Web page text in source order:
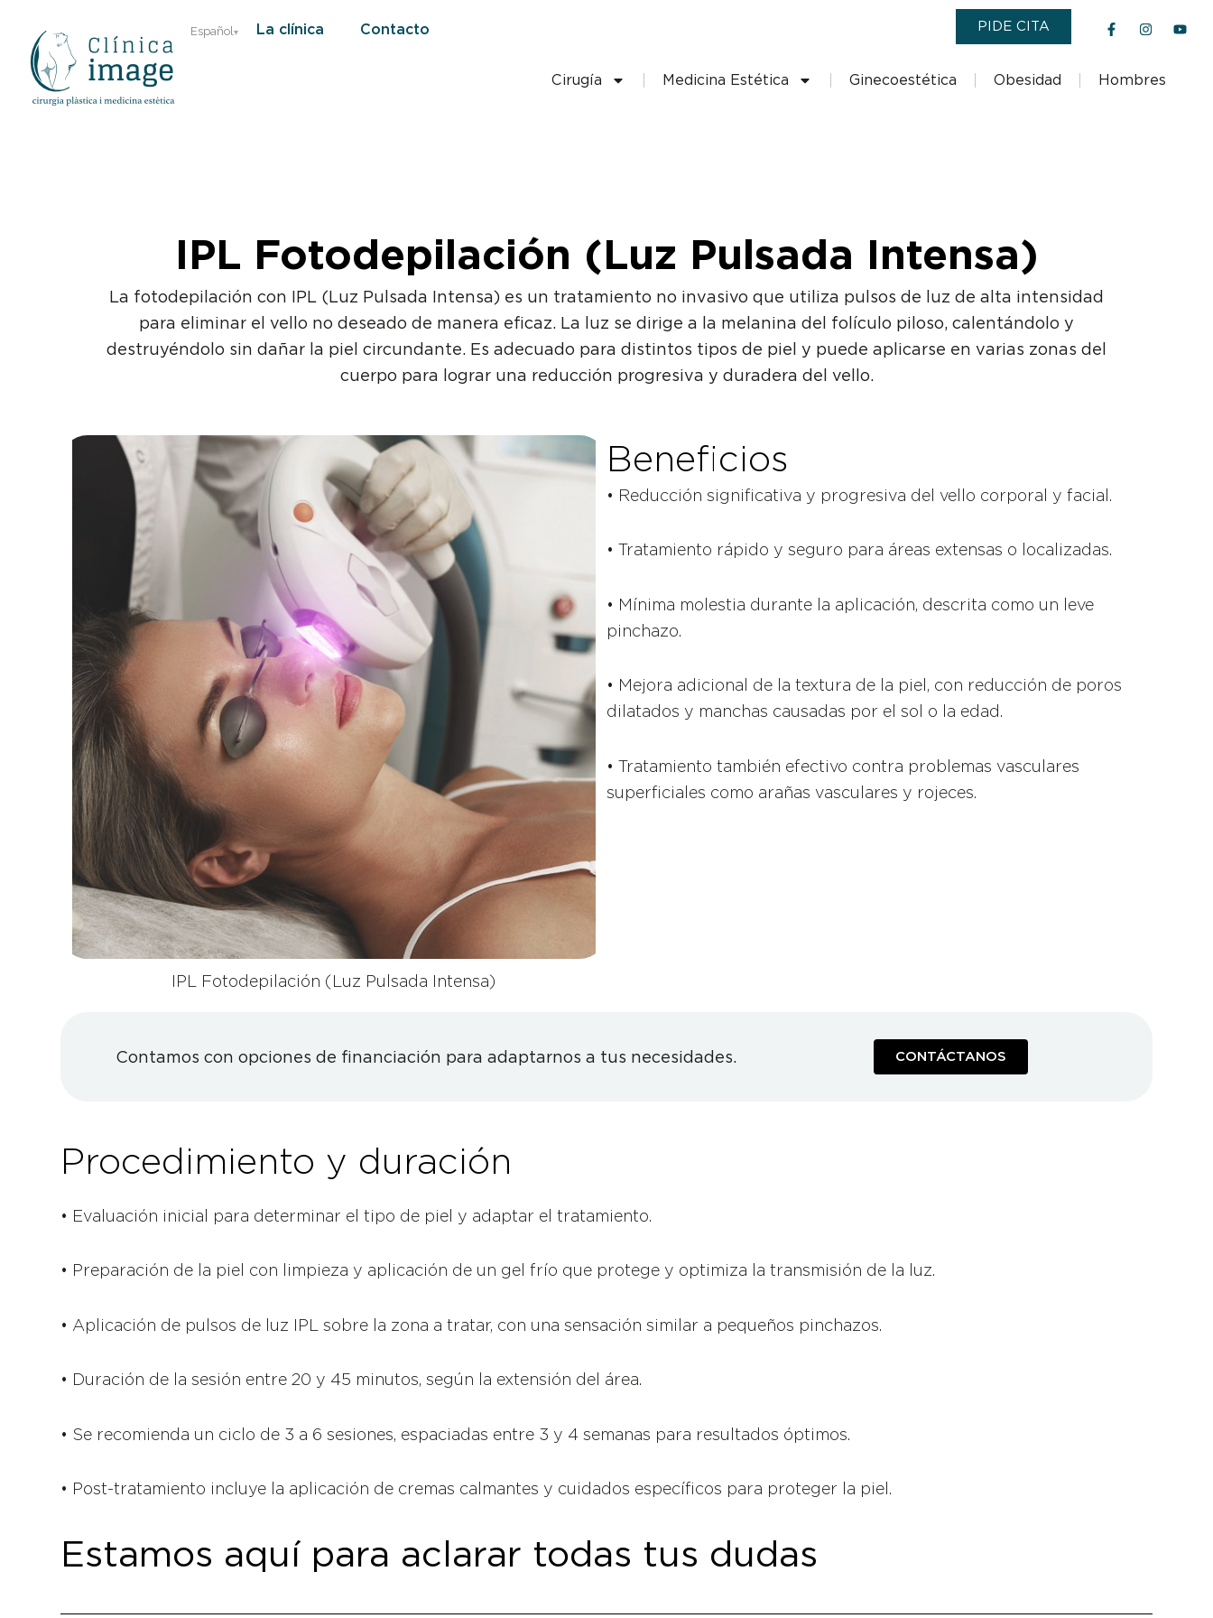
contenido
Español La clínica Contacto PIDE CITA
F
a
b
o
I
n
a
g
Y
o
Cirugía Medicina Estética Ginecoestética Obesidad Hombres
IPL Fotodepilación (Luz Pulsada Intensa)
La fotodepilación con IPL (Luz Pulsada Intensa) es un tratamiento no invasivo que utiliza pulsos de luz de alta intensidad
para eliminar el vello no deseado de manera eficaz. La luz se dirige a la melanina del folículo piloso, calentándolo y
destruyéndolo sin dañar la piel circundante. Es adecuado para distintos tipos de piel y puede aplicarse en varias zonas del
cuerpo para lograr una reducción progresiva y duradera del vello.
IPL Fotodepilación (Luz Pulsada Intensa)
Beneficios
• Reducción significativa y progresiva del vello corporal y facial.
• Tratamiento rápido y seguro para áreas extensas o localizadas.
• Mínima molestia durante la aplicación, descrita como un leve
pinchazo.
• Mejora adicional de la textura de la piel, con reducción de poros
dilatados y manchas causadas por el sol o la edad.
• Tratamiento también efectivo contra problemas vasculares
superficiales como arañas vasculares y rojeces.
Contamos con opciones de financiación para adaptarnos a tus necesidades. CONTÁCTANOS
Procedimiento y duración
• Evaluación inicial para determinar el tipo de piel y adaptar el tratamiento.
• Preparación de la piel con limpieza y aplicación de un gel frío que protege y optimiza la transmisión de la luz.
• Aplicación de pulsos de luz IPL sobre la zona a tratar, con una sensación similar a pequeños pinchazos.
• Duración de la sesión entre 20 y 45 minutos, según la extensión del área.
• Se recomienda un ciclo de 3 a 6 sesiones, espaciadas entre 3 y 4 semanas para resultados óptimos.
• Post-tratamiento incluye la aplicación de cremas calmantes y cuidados específicos para proteger la piel.
Estamos aquí para aclarar todas tus dudas